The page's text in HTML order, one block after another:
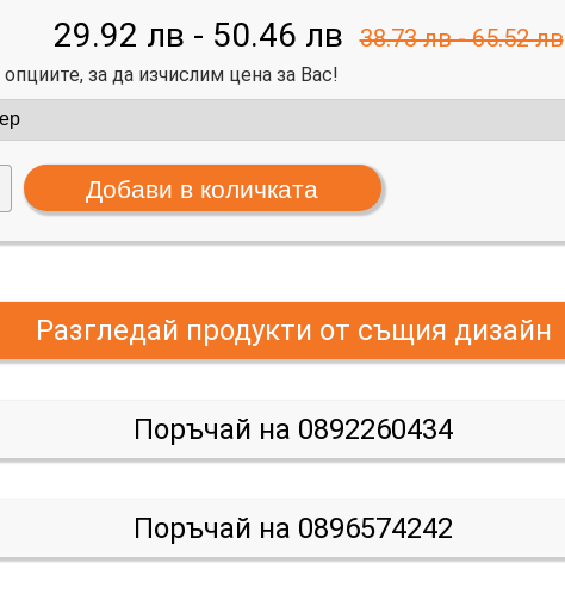
29.92 лв - 50.46 лв 38.73 лв - 65.52 лв
за да изчислим цена за Вас!
Разгледай продукти от същия дизайн
Поръчай на 0892260434
Поръчай на 0896574242